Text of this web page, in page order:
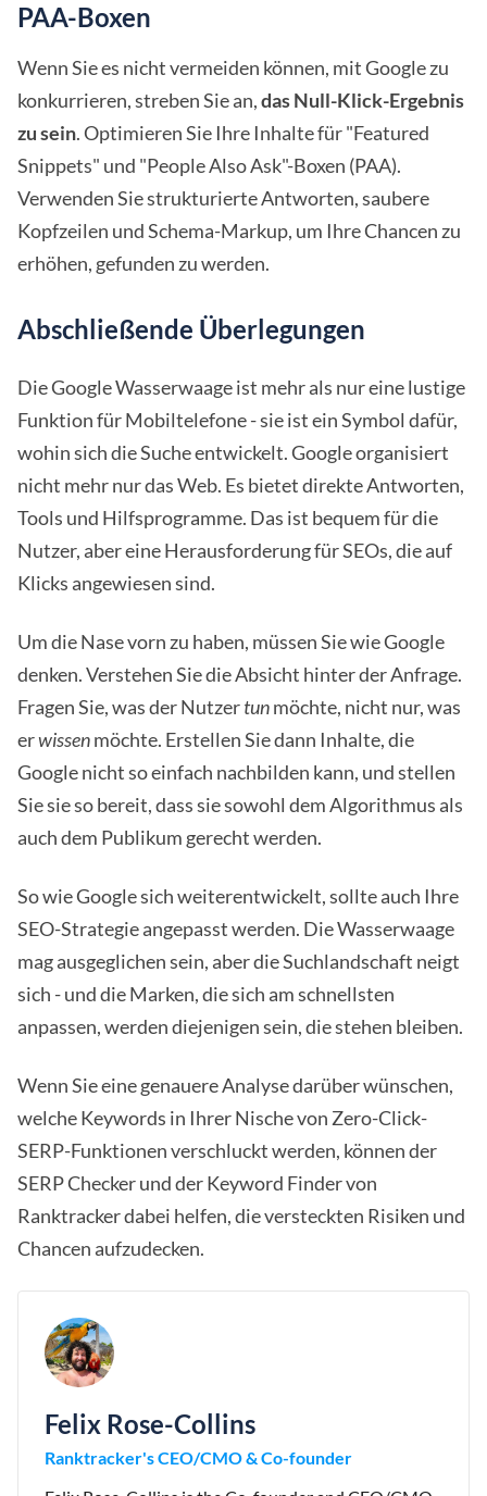
PAA-Boxen
Wenn Sie es nicht vermeiden können, mit Google zu
konkurrieren, streben Sie an,das Null-Klick-Ergebnis
zu sein. Optimieren Sie Ihre Inhalte für "Featured
Snippets" und "People Also Ask"-Boxen (PAA).
Verwenden Sie strukturierte Antworten, saubere
Kopfzeilen und Schema-Markup, um Ihre Chancen zu
erhöhen, gefunden zu werden.
Abschließende Überlegungen
Die Google Wasserwaage ist mehr als nur eine lustige
Funktion für Mobiltelefone - sie ist ein Symbol dafür,
wohin sich die Suche entwickelt. Google organisiert
nicht mehr nur das Web. Es bietet direkte Antworten,
Tools und Hilfsprogramme. Das ist bequem für die
Nutzer, aber eine Herausforderung für SEOs, die auf
Klicks angewiesen sind.
Um die Nase vorn zu haben, müssen Sie wie Google
denken. Verstehen Sie die Absicht hinter der Anfrage.
Fragen Sie, was der Nutzertunmöchte, nicht nur, was
erwissenmöchte. Erstellen Sie dann Inhalte, die
Google nicht so einfach nachbilden kann, und stellen
Sie sie so bereit, dass sie sowohl dem Algorithmus als
auch dem Publikum gerecht werden.
So wie Google sich weiterentwickelt, sollte auch Ihre
SEO-Strategie angepasst werden. Die Wasserwaage
mag ausgeglichen sein, aber die Suchlandschaft neigt
sich - und die Marken, die sich am schnellsten
anpassen, werden diejenigen sein, die stehen bleiben.
Wenn Sie eine genauere Analyse darüber wünschen,
welche Keywords in Ihrer Nische von Zero-Click-
SERP-Funktionen verschluckt werden, können der
SERP Checker und der Keyword Finder von
Ranktracker dabei helfen, die versteckten Risiken und
Chancen aufzudecken.
Felix Rose-Collins
Ranktracker's CEO/CMO & Co-founder